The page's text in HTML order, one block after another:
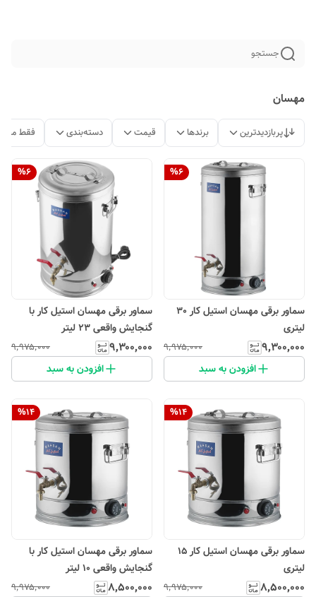
جستجو
مهسان
پربازدیدترین برندها قیمت دسته‌بندی فقط
%6
سماور برقی مهسان استیل کار 30
لیتری
۹٬۳۰۰٬۰۰۰ ۹٬۹۷۵٬۰۰۰
افزودن به سبد
%6
سماور برقی مهسان استیل کار با
گنجایش واقعی 23 لیتر
۹٬۳۰۰٬۰۰۰ ۹٬۹۷۵٬۰۰۰
افزودن به سبد
%14
سماور برقی مهسان استیل کار 15
لیتری
۸٬۵۰۰٬۰۰۰ ۹٬۹۷۵٬۰۰۰
%14
سماور برقی مهسان استیل کار با
گنجایش واقعی 10 لیتر
۸٬۵۰۰٬۰۰۰ ۹٬۹۷۵٬۰۰۰